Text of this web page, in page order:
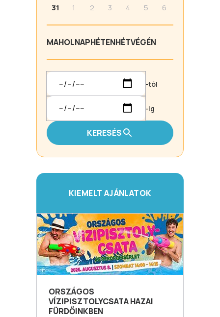
31
1 2 3 4 5 6
MAHOLNAPHÉTENHÉTVÉGÉN
-tól
-ig
KERESÉS
KIEMELT AJÁNLATOK
ORSZÁGOS
VÍZIPISZTOLYCSATA HAZAI
FÜRDŐINKBEN